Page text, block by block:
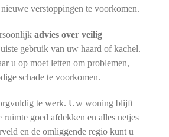
verstoppingen te voorkomen.
advies over veilig
gebruik van uw haard of kachel.
u op moet letten om problemen,
schade te voorkomen.
te werk. Uw woning blijft
goed afdekken en alles netjes
en de omliggende regio kunt u